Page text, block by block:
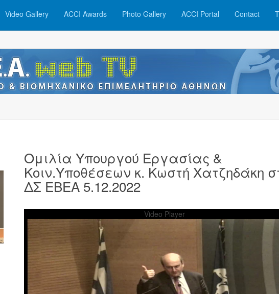
Video Gallery ACCI Awards Photo Gallery ACCI Portal Contact
Ομιλία Υπουργού Εργασίας &
Κοιν.Υποθέσεων κ. Κωστή Χατζηδάκη
ΔΣ ΕΒΕΑ 5.12.2022
Video Player